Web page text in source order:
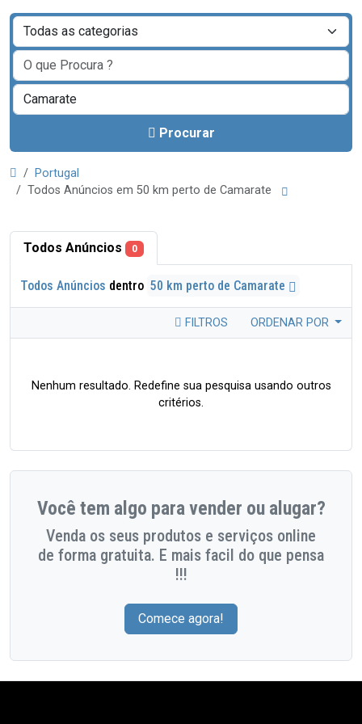
Procurar
Portugal
Todos Anúncios em 50 km perto de Camarate
Todos Anúncios 0
Todos Anúncios dentro 50 km perto de Camarate
FILTROS ORDENAR POR
Nenhum resultado. Redefine sua pesquisa usando outros
critérios.
Você tem algo para vender ou alugar?
Venda os seus produtos e serviços online
de forma gratuita. E mais facil do que pensa
!!!
Comece agora!